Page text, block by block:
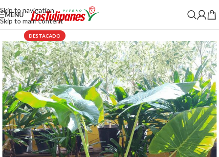
Skip to navigation
Skip to main content
MENU
DESTACADO